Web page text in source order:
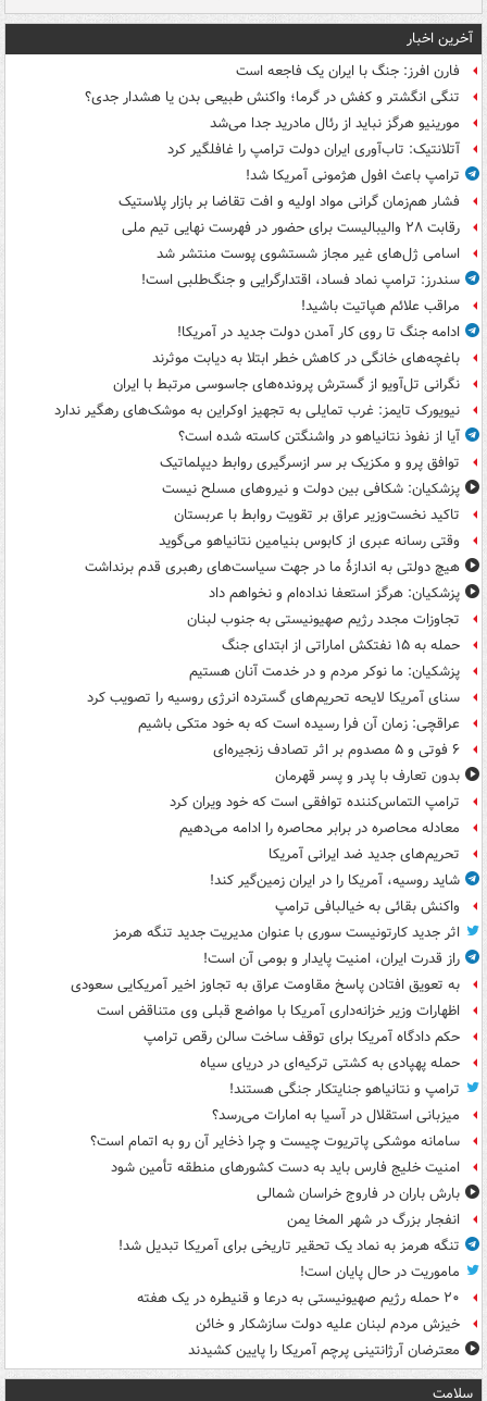
آخرین اخبار
فارن افرز: جنگ با ایران یک فاجعه است
تنگی انگشتر و کفش در گرما؛ واکنش طبیعی بدن یا هشدار جدی؟
مورینیو هرگز نباید از رئال مادرید جدا می‌شد
آتلانتیک: تاب‌آوری ایران دولت ترامپ را غافلگیر کرد
ترامپ باعث افول هژمونی آمریکا شد!
فشار هم‌زمان گرانی مواد اولیه و افت تقاضا بر بازار پلاستیک
رقابت ۲۸ والیبالیست برای حضور در فهرست نهایی تیم ملی
اسامی ژل‌های غیر مجاز شستشوی پوست منتشر شد
سندرز: ترامپ نماد فساد، اقتدارگرایی و جنگ‌طلبی است!
مراقب علائم هپاتیت باشید!
ادامه جنگ تا روی کار آمدن دولت جدید در آمریکا!
باغچه‌های خانگی در کاهش خطر ابتلا به دیابت موثرند
نگرانی تل‌آویو از گسترش پرونده‌های جاسوسی مرتبط با ایران
نیویورک تایمز: غرب تمایلی به تجهیز اوکراین به موشک‌های رهگیر ندارد
آیا از نفوذ نتانیاهو در واشنگتن کاسته شده است؟
توافق پرو و مکزیک بر سر ازسرگیری روابط دیپلماتیک
پزشکیان: شکافی بین دولت و نیروهای مسلح نیست
تاکید نخست‌وزیر عراق بر تقویت روابط با عربستان
وقتی رسانه عبری از کابوس بنیامین نتانیاهو می‌گوید
هیچ دولتی به اندازۀ ما در جهت سیاست‌های رهبری قدم برنداشت
پزشکیان: هرگز استعفا نداده‌ام و نخواهم داد
تجاوزات مجدد رژیم صهیونیستی به جنوب لبنان
حمله به ۱۵ نفتکش‌ اماراتی از ابتدای جنگ
پزشکیان: ما نوکر مردم و در خدمت آنان هستیم
سنای آمریکا لایحه تحریم‌های گسترده انرژی روسیه را تصویب کرد
عراقچی: زمان آن فرا رسیده است که به خود متکی باشیم
۶ فوتی و ۵ مصدوم بر اثر تصادف زنجیره‌ای
بدون تعارف با پدر و پسر قهرمان
ترامپ التماس‌کننده توافقی است که خود ویران کرد
معادله محاصره در برابر محاصره را ادامه می‌دهیم
تحریم‌های جدید ضد ایرانی آمریکا
شاید روسیه، آمریکا را در ایران زمین‌گیر کند!
واکنش بقائی به خیالبافی ترامپ
اثر جدید کارتونیست سوری با عنوان مدیریت جدید تنگه هرمز
راز قدرت ایران، امنیت پایدار و بومی آن است!
به تعویق افتادن پاسخ مقاومت عراق به تجاوز اخیر آمریکایی سعودی
اظهارات وزیر خزانه‌داری آمریکا با مواضع قبلی وی متناقض است
حکم دادگاه آمریکا برای توقف ساخت سالن رقص ترامپ
حمله پهپادی به کشتی ترکیه‌ای در دریای سیاه
ترامپ و نتانیاهو جنایتکار جنگی هستند!
میزبانی استقلال در آسیا به امارات می‌رسد؟
سامانه موشکی پاتریوت چیست و چرا ذخایر آن رو به اتمام است؟
امنیت خلیج فارس باید به دست کشورهای منطقه تأمین شود
بارش باران در فاروج خراسان شمالی
انفجار بزرگ در شهر المخا یمن
تنگه هرمز به نماد یک تحقیر تاریخی برای آمریکا تبدیل شد!
ماموریت در حال پایان است!
۲۰ حمله رژیم صهیونیستی به درعا و قنیطره در یک هفته
خیزش مردم لبنان علیه دولت سازشکار و خائن
معترضان آرژانتینی پرچم آمریکا را پایین کشیدند
سلامت